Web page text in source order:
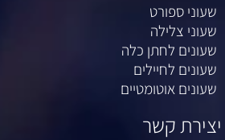
שעוני ספורט
שעוני צלילה
שעונים לחתן כלה
שעונים לחיילים
שעונים אוטומטיים
יצירת קשר